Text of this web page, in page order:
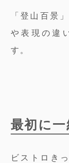
「登山百景
や表現の違
す。
最初に
ビストロき